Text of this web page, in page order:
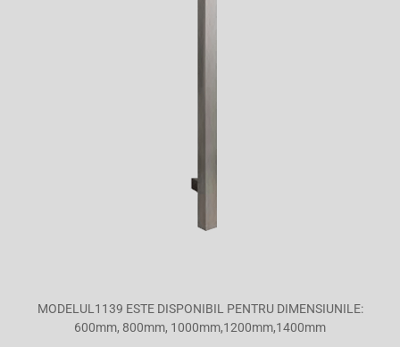
MODELUL1139 ESTE DISPONIBIL PENTRU DIMENSIUNILE:
600mm, 800mm, 1000mm,1200mm,1400mm